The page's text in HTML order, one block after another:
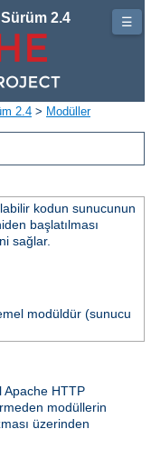
2.4
2.4 > Modüller
kodun sunucunun
başlatılması
sağlar.
modüldür (sunucu
Apache HTTP
modüllerin
üzerinden
☰